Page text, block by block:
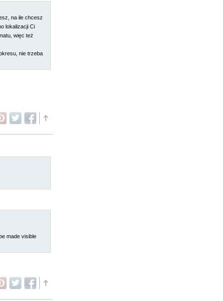
na ile chcesz
lokalizacji Ci
więc też
nie trzeba
made visible